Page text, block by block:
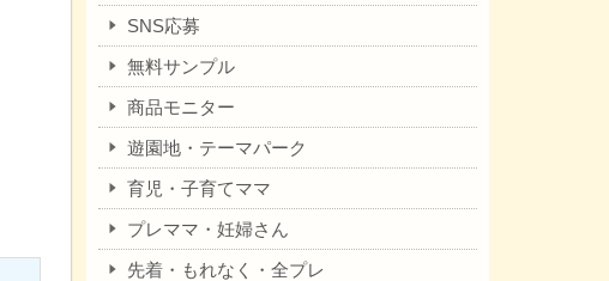
SNS応募
無料サンプル
商品モニター
遊園地・テーマパーク
育児・子育てママ
プレママ・妊婦さん
先着・もれなく・全プレ